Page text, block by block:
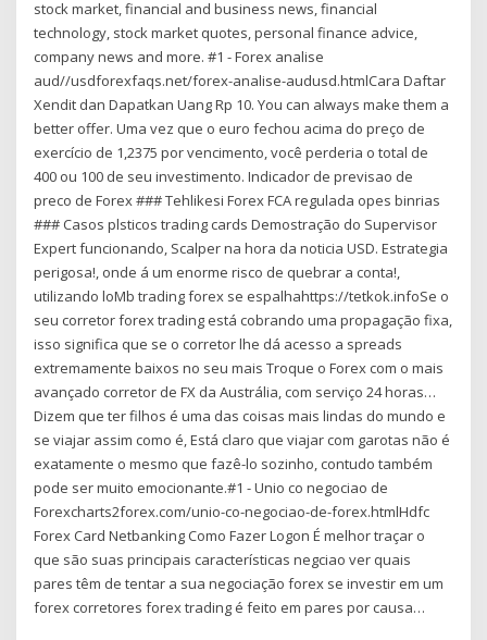
stock market, financial and business news, financial
technology, stock market quotes, personal finance advice,
company news and more. #1 - Forex analise
aud//usdforexfaqs.net/forex-analise-audusd.htmlCara Daftar
Xendit dan Dapatkan Uang Rp 10. You can always make them a
better offer. Uma vez que o euro fechou acima do preço de
exercício de 1,2375 por vencimento, você perderia o total de
400 ou 100 de seu investimento. Indicador de previsao de
preco de Forex ### Tehlikesi Forex FCA regulada opes binrias
### Casos plsticos trading cards Demostração do Supervisor
Expert funcionando, Scalper na hora da noticia USD. Estrategia
perigosa!, onde á um enorme risco de quebrar a conta!,
utilizando loMb trading forex se espalhahttps://tetkok.infoSe o
seu corretor forex trading está cobrando uma propagação fixa,
isso significa que se o corretor lhe dá acesso a spreads
extremamente baixos no seu mais Troque o Forex com o mais
avançado corretor de FX da Austrália, com serviço 24 horas…
Dizem que ter filhos é uma das coisas mais lindas do mundo e
se viajar assim como é, Está claro que viajar com garotas não é
exatamente o mesmo que fazê-lo sozinho, contudo também
pode ser muito emocionante.#1 - Unio co negociao de
Forexcharts2forex.com/unio-co-negociao-de-forex.htmlHdfc
Forex Card Netbanking Como Fazer Logon É melhor traçar o
que são suas principais características negciao ver quais
pares têm de tentar a sua negociação forex se investir em um
forex corretores forex trading é feito em pares por causa…